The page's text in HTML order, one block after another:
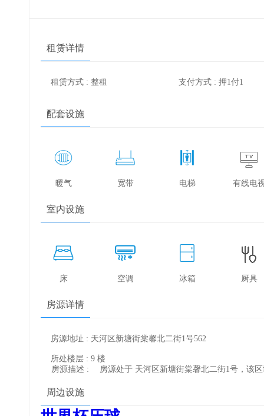
租赁详情
租赁方式 : 整租 支付方式 : 押1付1
配套设施
暖气 宽带 电梯 有线电
室内设施
床 空调 冰箱 厨具
房源详情
房源地址 : 天河区新塘街棠馨北二街1号562
所处楼层 : 9 楼
房源描述 :
房源处于 天河区新塘街棠馨北二街1号，该
周边设施